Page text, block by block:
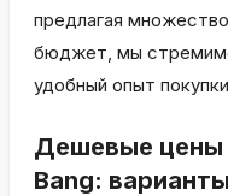
предлагая
бюджет, мы
удобный опыт
Дешевые цены
Bang: